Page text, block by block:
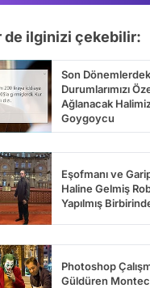
de ilginizi çekebilir:
Son
Durumlarımızı
Ağlanacak
Goygoycu
Eşofmanı ve
Haline Gelmiş
Yapılmış
Photoshop
Güldüren